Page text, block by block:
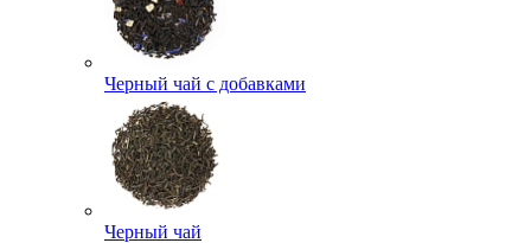
Черный чай с добавками
Черный чай